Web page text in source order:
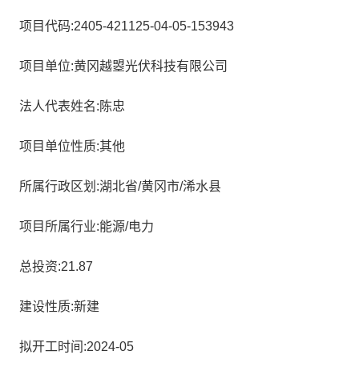
项目代码:2405-421125-04-05-153943
项目单位:黄冈越曌光伏科技有限公司
法人代表姓名:陈忠
项目单位性质:其他
所属行政区划:湖北省/黄冈市/浠水县
项目所属行业:能源/电力
总投资:21.87
建设性质:新建
拟开工时间:2024-05